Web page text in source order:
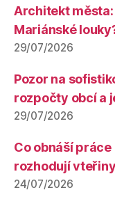
Architekt
Mariánské
29/07/2026
Pozor na
rozpočty obcí a
29/07/2026
Co obnáší
rozhodují
24/07/2026